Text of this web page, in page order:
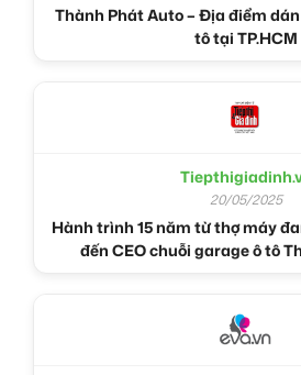
Thành Phát Auto – Địa điểm
tô tại TP.HCM
20/05/2025
Hành trình 15 năm từ thợ máy
đến CEO chuỗi garage ô tô